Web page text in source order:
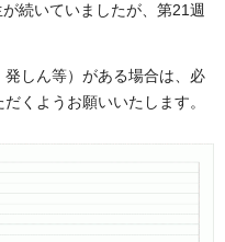
続いていましたが、第21週
しん等）がある場合は、必
くようお願いいたします。